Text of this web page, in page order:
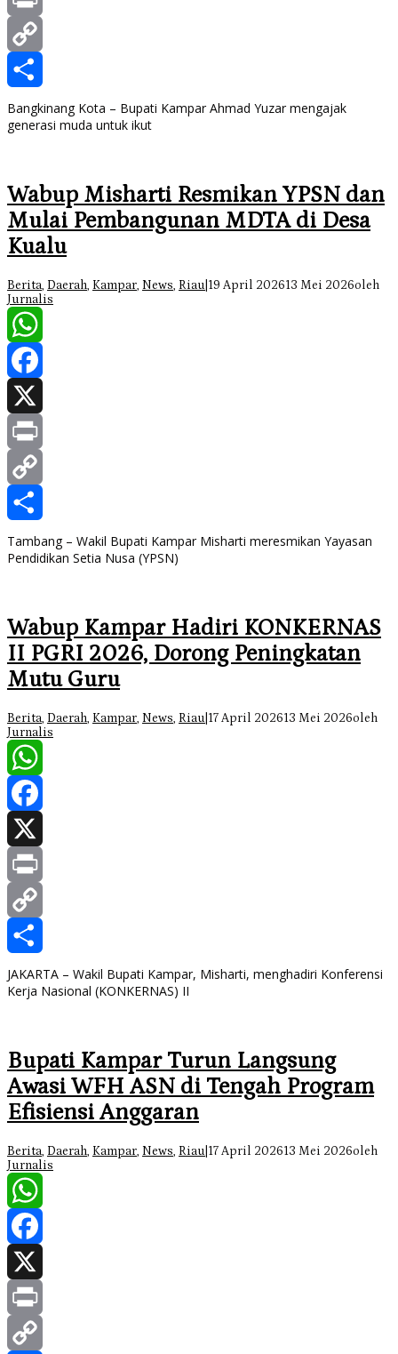
Print
Copy
Link
Share
Bangkinang Kota – Bupati Kampar Ahmad Yuzar mengajak
generasi muda untuk ikut
Wabup Misharti Resmikan YPSN dan
Mulai Pembangunan MDTA di Desa
Kualu
Berita, Daerah, Kampar, News, Riau 19 April 202613 Mei 2026oleh
Jurnalis
WhatsApp
Facebook
X
Print
Copy
Link
Share
Tambang – Wakil Bupati Kampar Misharti meresmikan Yayasan
Pendidikan Setia Nusa (YPSN)
Wabup Kampar Hadiri KONKERNAS
II PGRI 2026, Dorong Peningkatan
Mutu Guru
Berita, Daerah, Kampar, News, Riau 17 April 202613 Mei 2026oleh
Jurnalis
WhatsApp
Facebook
X
Print
Copy
Link
Share
JAKARTA – Wakil Bupati Kampar, Misharti, menghadiri Konferensi
Kerja Nasional (KONKERNAS) II
Bupati Kampar Turun Langsung
Awasi WFH ASN di Tengah Program
Efisiensi Anggaran
Berita, Daerah, Kampar, News, Riau 17 April 202613 Mei 2026oleh
Jurnalis
WhatsApp
Facebook
X
Print